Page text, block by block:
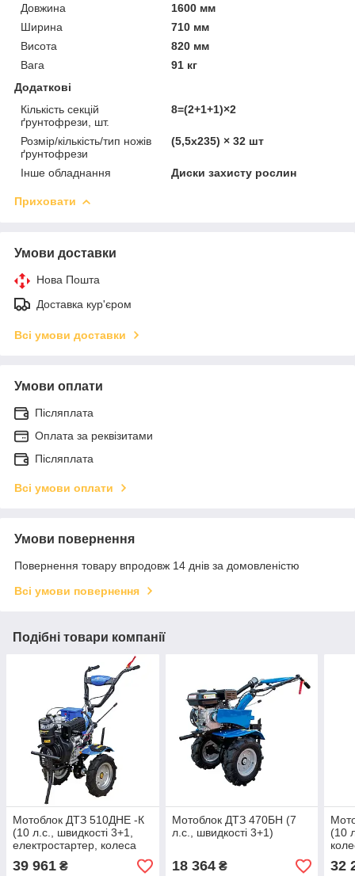
Довжина
1600 мм
Ширина
710 мм
Висота
820 мм
Вага
91 кг
Додаткові
Кількість секцій
ґрунтофрези, шт.
8=(2+1+1)×2
Розмір/кількість/тип ножів
ґрунтофрези
(5,5х235) × 32 шт
Інше обладнання Диски захисту рослин
Приховати
Умови доставки
Нова Пошта
Доставка кур'єром
Всі умови доставки
Умови оплати
Післяплата
Оплата за реквізитами
Післяплата
Всі умови оплати
Умови повернення
Повернення товару впродовж 14 днів за домовленістю
Всі умови повернення
Подібні товари компанії
Мотоблок ДТЗ 510ДНЕ -К
(10 л.с., швидкості 3+1,
електростартер, колеса
4.00-10)
39 961 ₴
Мотоблок ДТЗ 470БН (7
л.с., швидкості 3+1)
18 364₴
(10
32